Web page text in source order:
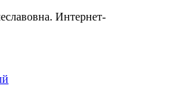
Интернет-